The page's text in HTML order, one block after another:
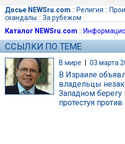
Досье NEWSru.com :: Религия ::
скандалы :: За рубежом
Каталог NEWSru.com ::
ССЫЛКИ ПО ТЕМЕ
В мире | 03 марта
В Израиле
владельцы
Западном
протестуя